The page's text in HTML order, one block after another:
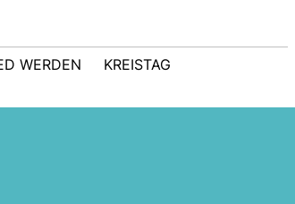
WERDEN
KREISTAG